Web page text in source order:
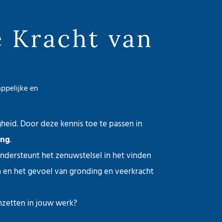
Kracht van
en
Door deze kennis toe te passen in
.
het zenuwstelsel in het vinden
het gevoel van gronding en veerkracht
in jouw werk?